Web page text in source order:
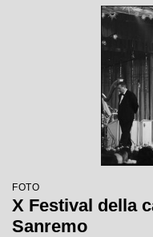
FOTO
X Festival della
Sanremo